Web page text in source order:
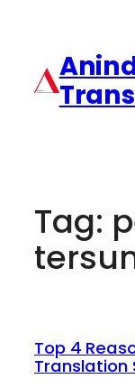
Tag:
Top 4
Translation